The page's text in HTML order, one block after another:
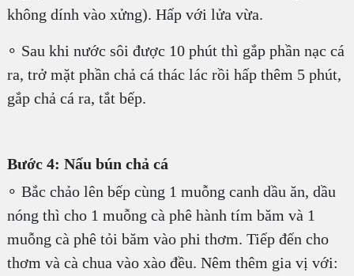
không dính vào xửng). Hấp với lửa vừa.
∘ Sau khi nước sôi được 10 phút thì gắp phần nạc cá
ra, trở mặt phần chả cá thác lác rồi hấp thêm 5 phút,
gắp chả cá ra, tắt bếp.
Bước 4: Nấu bún chả cá
∘ Bắc chảo lên bếp cùng 1 muỗng canh dầu ăn, dầu
nóng thì cho 1 muỗng cà phê hành tím băm và 1
muỗng cà phê tỏi băm vào phi thơm. Tiếp đến cho
thơm và cà chua vào xào đều. Nêm thêm gia vị với: